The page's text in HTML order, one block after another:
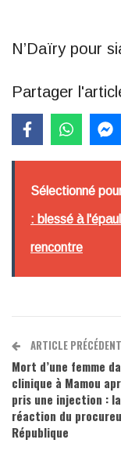
N’Daïry pour
Partager
Sélectionné
: blessé à
rencontre
ARTICLE PRÉCÉDENT
Mort d’une femme
clinique à Mamou
pris une injection : la
réaction du
République